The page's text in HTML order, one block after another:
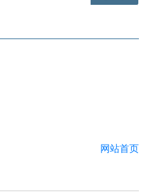
网站首页